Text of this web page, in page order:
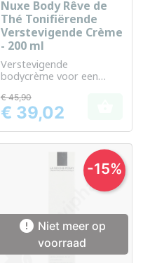
Nuxe Body Rêve de
Thé Tonifiërende
Verstevigende Crème
- 200 ml
Verstevigende
bodycrème voor een
Prijs
€ 45,90
€ 39,02
 Niet meer op
voorraad
-15%